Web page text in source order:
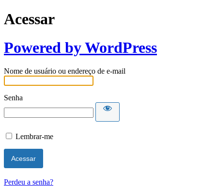
Acessar
Powered by WordPress
Nome de usuário ou endereço de e-mail
Senha
Lembrar-me
Perdeu a senha?